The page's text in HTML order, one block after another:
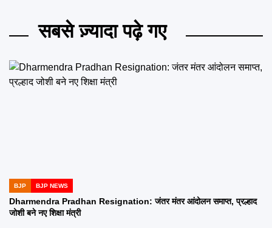
सबसे ज़्यादा पढ़े गए
POSTED
IN
BJP BJP NEWS
Dharmendra Pradhan Resignation: जंतर मंतर आंदोलन समाप्त, प्रल्हाद
जोशी बने नए शिक्षा मंत्री